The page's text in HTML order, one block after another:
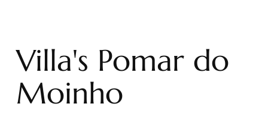
Villa's Pomar do
Moinho